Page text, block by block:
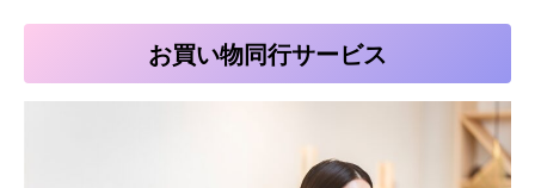
お買い物同行サービス